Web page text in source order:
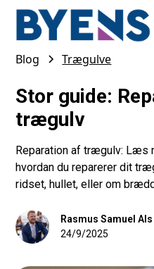
Blog Trægulve
Stor guide:
trægulv
Reparation af trægulv: Læs
hvordan du reparerer dit
ridset, hullet, eller om
Rasmus Samuel
24/9/2025